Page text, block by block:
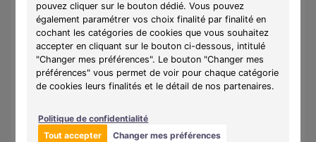
pouvez cliquer sur le bouton dédié. Vous pouvez
également paramétrer vos choix finalité par finalité en
cochant les catégories de cookies que vous souhaitez
accepter en cliquant sur le bouton ci-dessous, intitulé
"Changer mes préférences". Le bouton "Changer mes
préférences" vous permet de voir pour chaque catégorie
de cookies leurs finalités et le détail de nos partenaires.
Politique de confidentialité
Tout accepter
Changer mes préférences
patrimoniale dans unimmobilieren pleine
transition écologique.
Des appartements avec terrasse,
balcon et prestations haut de
Lesachat d'appartements neufsà